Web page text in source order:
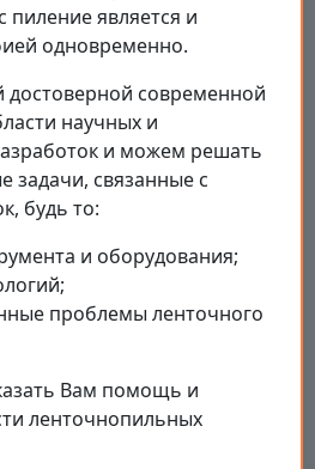
пиление является и
одновременно.
современной
научных и
и можем решать
задачи, связанные с
будь то:
и оборудования;
проблемы ленточного
Вам помощь и
ленточнопильных